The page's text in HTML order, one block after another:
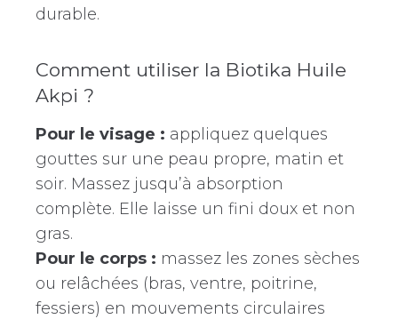
durable.
Comment utiliser la Biotika Huile
Akpi ?
Pour le visage : appliquez quelques
gouttes sur une peau propre, matin et
soir. Massez jusqu’à absorption
complète. Elle laisse un fini doux et non
gras.
Pour le corps : massez les zones sèches
ou relâchées (bras, ventre, poitrine,
fessiers) en mouvements circulaires